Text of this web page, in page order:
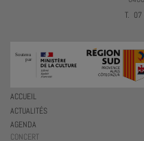
T. 07
ACCUEIL
ACTUALITÉS
AGENDA
CONCERT